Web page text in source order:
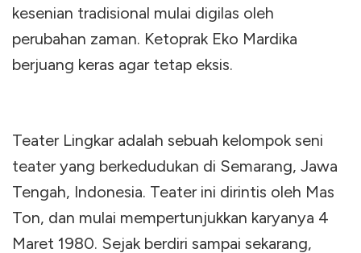
kesenian tradisional mulai digilas oleh
perubahan zaman. Ketoprak Eko Mardika
berjuang keras agar tetap eksis.
Teater Lingkar adalah sebuah kelompok seni
teater yang berkedudukan di Semarang, Jawa
Tengah, Indonesia. Teater ini dirintis oleh Mas
Ton, dan mulai mempertunjukkan karyanya 4
Maret 1980. Sejak berdiri sampai sekarang,